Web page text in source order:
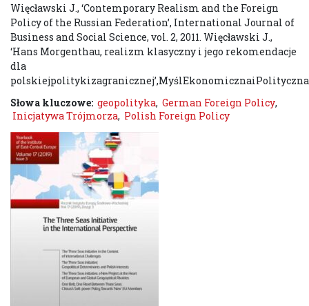
Więcławski J., ‘Contemporary Realism and the Foreign
Policy of the Russian Federation’, International Journal of
Business and Social Science, vol. 2, 2011. Więcławski J.,
‘Hans Morgenthau, realizm klasyczny i jego rekomendacje
dla
Słowa kluczowe: geopolityka, German Foreign Policy,
Inicjatywa Trójmorza, Polish Foreign Policy